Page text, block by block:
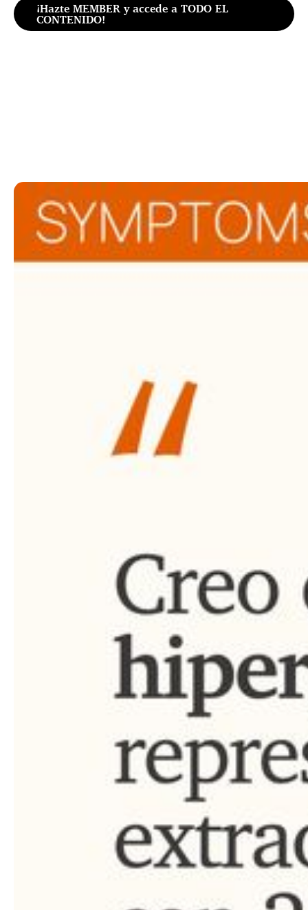
¡Hazte MEMBER y accede a TODO EL
CONTENIDO!